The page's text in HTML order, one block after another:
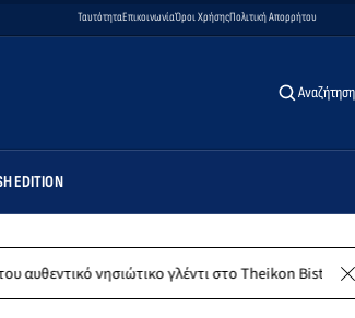
ΤαυτότηταΕπικοινωνίαΌροι ΧρήσηςΠολιτική Απορρήτου
Αναζήτηση
EDITION
γλέντι στο Theikon Bistro Restaurant!